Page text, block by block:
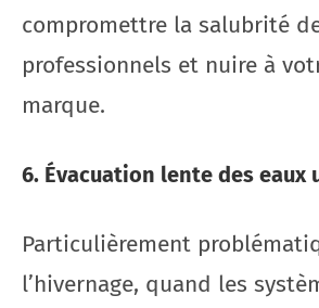
compromettre la salubrité
professionnels et nuire à
marque.
6. Évacuation lente des eaux
Particulièrement
l’hivernage, quand les